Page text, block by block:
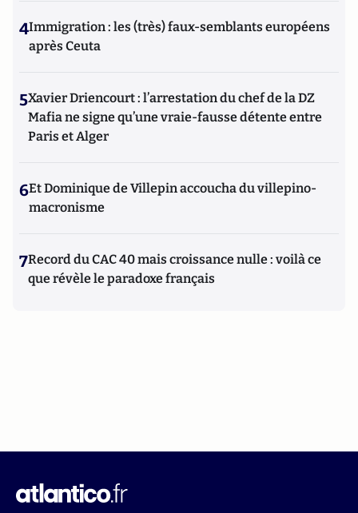
4Immigration : les (très) faux-semblants européens
après Ceuta
5Xavier Driencourt : l’arrestation du chef de la DZ
Mafia ne signe qu’une vraie-fausse détente entre
Paris et Alger
6Et Dominique de Villepin accoucha du villepino-
macronisme
7Record du CAC 40 mais croissance nulle : voilà ce
que révèle le paradoxe français